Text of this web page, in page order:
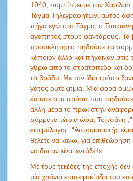
1940, συμπίπτει με τον
Τάγμα Τηλεγραφητών, αυτός
πήγα εγώ στο Τάγμα, ο
αγαπητός στους φαντάρους. Τα
προσκλητήριο πηδούσε τα
κάποιον άλλο και πήγαιναν
γύρω από το στρατόπεδο και
το βράδυ. Με τον ίδιο τρόπο
γάτος ούτε ζημιά. Μια φορά
έπιασε στα πράσα που
άλλη μέρα το πρωί στην
σύρματα τέτοια ώρα, Τσιτσάνη
ετοιμόλογος: “Ασυρματιστής
θέλετε να κάνω, για
να δω αν είναι εντάξει!»
Με τους τεκέδες της εποχής δεν
μία χρόνια επιπεφυκίτιδα του